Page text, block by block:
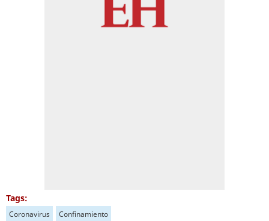
Tags:
Coronavirus Confinamiento